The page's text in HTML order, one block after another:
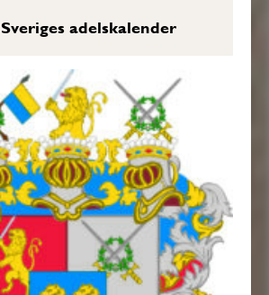
Sveriges adelskalender